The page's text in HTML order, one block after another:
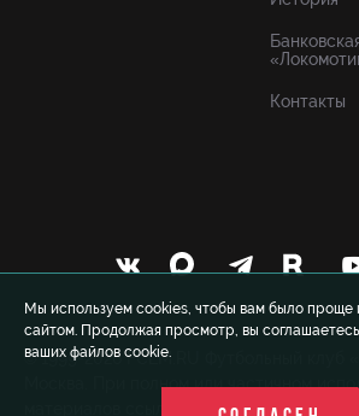
Мы используем cookies, чтобы вам было проще
сайтом. Продолжая просмотр, вы
ваших файлов cookie.
Контакты
© 1999-2026 FCLM.RU Футбольный клуб
Москва. При полном или частичном
материалов ссылка на официальный